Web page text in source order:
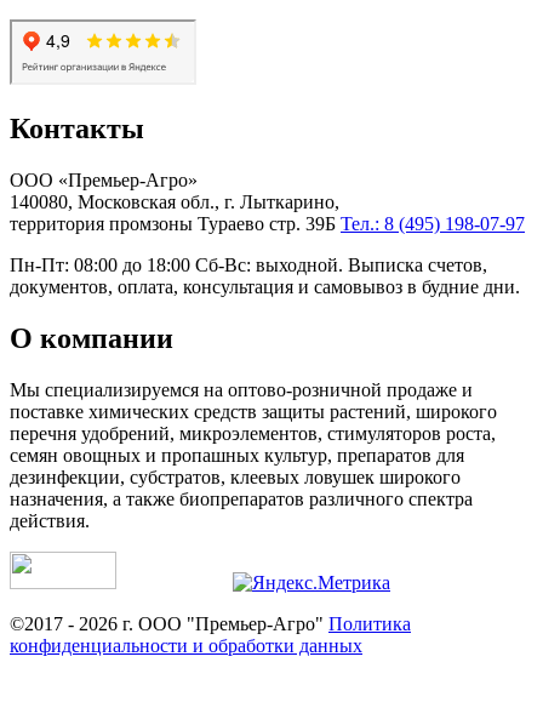
Контакты
ООО «Премьер-Агро»
140080, Московская обл., г. Лыткарино,
территория промзоны Тураево стр. 39Б Тел.: 8 (495) 198-07-97
Пн-Пт: 08:00 до 18:00 Сб-Вс: выходной. Выписка счетов,
документов, оплата, консультация и самовывоз в будние дни.
О компании
Мы специализируемся на оптово-розничной продаже и
поставке химических средств защиты растений, широкого
перечня удобрений, микроэлементов, стимуляторов роста,
семян овощных и пропашных культур, препаратов для
дезинфекции, субстратов, клеевых ловушек широкого
назначения, а также биопрепаратов различного спектра
действия.
©2017 - 2026 г. ООО "Премьер-Агро" Политика
конфиденциальности и обработки данных